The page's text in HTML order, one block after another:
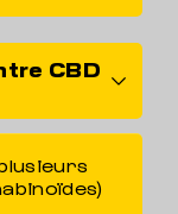
CBD